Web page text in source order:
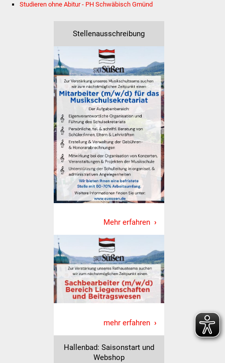
Hallenbad
Stadtbücherei
Stadtarchiv
Zehntscheuer
Bürgerhaus
Kulturhalle
Vereine und Parteien
Selbsteintrag Vereine
Beirat Süßener Vereine
Sportanlagen
Tourismus
Erlebnisregion
Route der
Industriekultur
Studieren ohne Abitur - PH Schwäbisch Gmünd
Stellenausschreibung
Mehr erfahren
mehr erfahren
Hallenbad: Saisonstart und
Webshop